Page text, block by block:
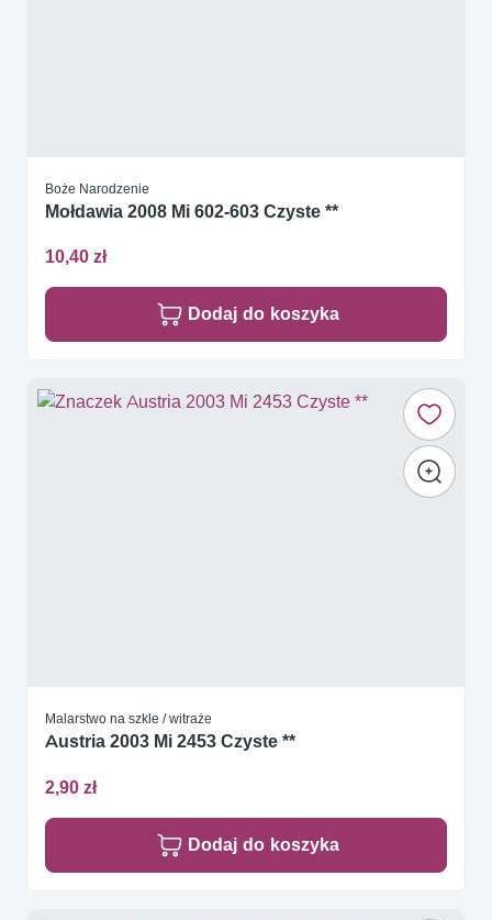
Boże Narodzenie
Mołdawia 2008 Mi 602-603 Czyste **
10,40 zł
Dodaj do koszyka
Malarstwo na szkle / witraże
Austria 2003 Mi 2453 Czyste **
2,90 zł
Dodaj do koszyka